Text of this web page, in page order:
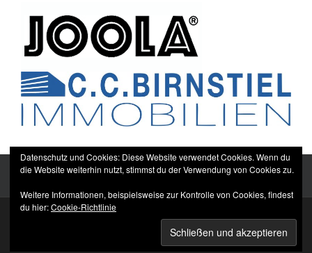
Datenschutzerklärung
TTC Düppel Dentalsplace e.V.© All rights reserved.
Datenschutz und Cookies: Diese Website verwendet Cookies. Wenn du
die Website weiterhin nutzt, stimmst du der Verwendung von Cookies zu.
Weitere Informationen, beispielsweise zur Kontrolle von Cookies, findest
du hier:Cookie-Richtlinie